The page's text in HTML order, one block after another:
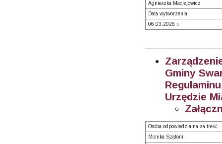
Agnieszka Maciejowicz
Data wytworzenia
06.03.2026 r.
Gminy
Urzędzie
Osoba odpowiedzialna za treść
Monika Szafoni